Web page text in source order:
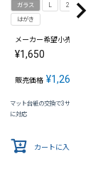
ガラス
2L
はがき
メーカー希望小売価格
¥1,650
販売価格 ¥1,265
マット台紙の交換で3サイズの写真
に対応
カートに入れる